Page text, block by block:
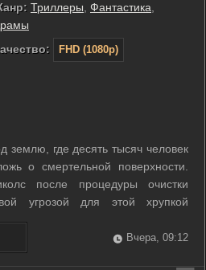
Триллеры, Фантастика,
FHD (1080p)
землю, где десять тысяч человек
о смертельной поверхности.
после процедуры очистки
угрозой для этой хрупкой
прошлого, но в её сознании
бункера. Пока Джульетта ищет
Вчера, 09:12